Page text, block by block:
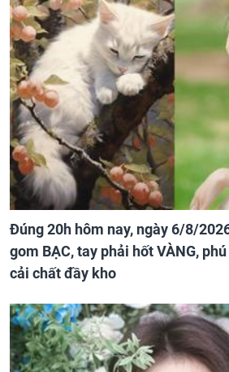
Đúng 20h hôm nay, ngày 6/8/
gom BẠC, tay phải hốt VÀNG,
cải chất đầy kho